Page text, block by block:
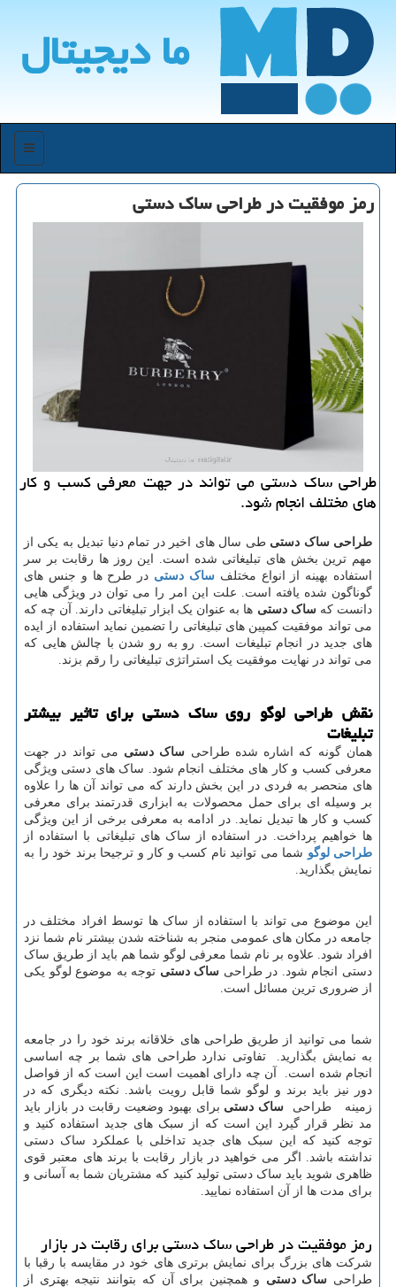
ما دیجیتال
منو
رمز موفقیت در طراحی ساك دستی
طراحی ساك دستی می تواند در جهت معرفی كسب و كار
های مختلف انجام شود.
طراحی ساک دستی طی سال های اخیر در تمام دنیا تبدیل به یکی از
مهم ترین بخش های تبلیغاتی شده است. این روز ها رقابت بر سر
استفاده بهینه از انواع مختلفساک دستی در طرح ها و جنس های
گوناگون شده یافته است. علت این امر را می توان در ویژگی هایی
دانست کهساک دستی ها به عنوان یک ابزار تبلیغاتی دارند. آن چه که
می تواند موفقیت کمپین های تبلیغاتی را تضمین نماید استفاده از ایده
های جدید در انجام تبلیغات است. رو به رو شدن با چالش هایی که
می تواند در نهایت موفقیت یک استراتژی تبلیغاتی را رقم بزند.
نقش طراحی لوگو روی ساک دستی برای تاثیر بیشتر
تبلیغات
همان گونه که اشاره شده طراحی ساک دستی می تواند در جهت
معرفی کسب و کار های مختلف انجام شود. ساک های دستی ویژگی
های منحصر به فردی در این بخش دارند که می تواند آن ها را علاوه
بر وسیله ای برای حمل محصولات به ابزاری قدرتمند برای معرفی
کسب و کار ها تبدیل نماید. در ادامه به معرفی برخی از این ویژگی
ها خواهیم پرداخت. در استفاده از ساک های تبلیغاتی با استفاده از
طراحی لوگو شما می توانید نام کسب و کار و ترجیحا برند خود را به
نمایش بگذارید.
این موضوع می تواند با استفاده از ساک ها توسط افراد مختلف در
جامعه در مکان های عمومی منجر به شناخته شدن بیشتر نام شما نزد
افراد شود. علاوه بر نام شما معرفی لوگو شما هم باید از طریق ساک
دستی انجام شود. در طراحی ساک دستی توجه به موضوع لوگو یکی
از ضروری ترین مسائل است.
شما می توانید از طریق طراحی های خلاقانه برند خود را در جامعه
به نمایش بگذارید. تفاوتی ندارد طراحی های شما بر چه اساسی
انجام شده است. آن چه دارای اهمیت است این است که از فواصل
دور نیز باید برند و لوگو شما قابل رویت باشد. نکته دیگری که در
زمینه طراحی
ساک دستی برای بهبود وضعیت رقابت در بازار باید
مد نظر قرار گیرد این است که از سبک های جدید استفاده کنید و
توجه کنید که این سبک های جدید تداخلی با عملکرد ساک دستی
نداشته باشد. اگر می خواهید در بازار رقابت با برند های معتبر قوی
ظاهری شوید باید ساک دستی تولید کنید که مشتریان شما به آسانی و
برای مدت ها از آن استفاده نمایید.
رمز موفقیت در طراحی ساک دستی برای رقابت در بازار
شرکت های بزرگ برای نمایش برتری های خود در مقایسه با رقبا با
طراحی ساک دستی و همچنین برای آن که بتوانند نتیجه بهتری از